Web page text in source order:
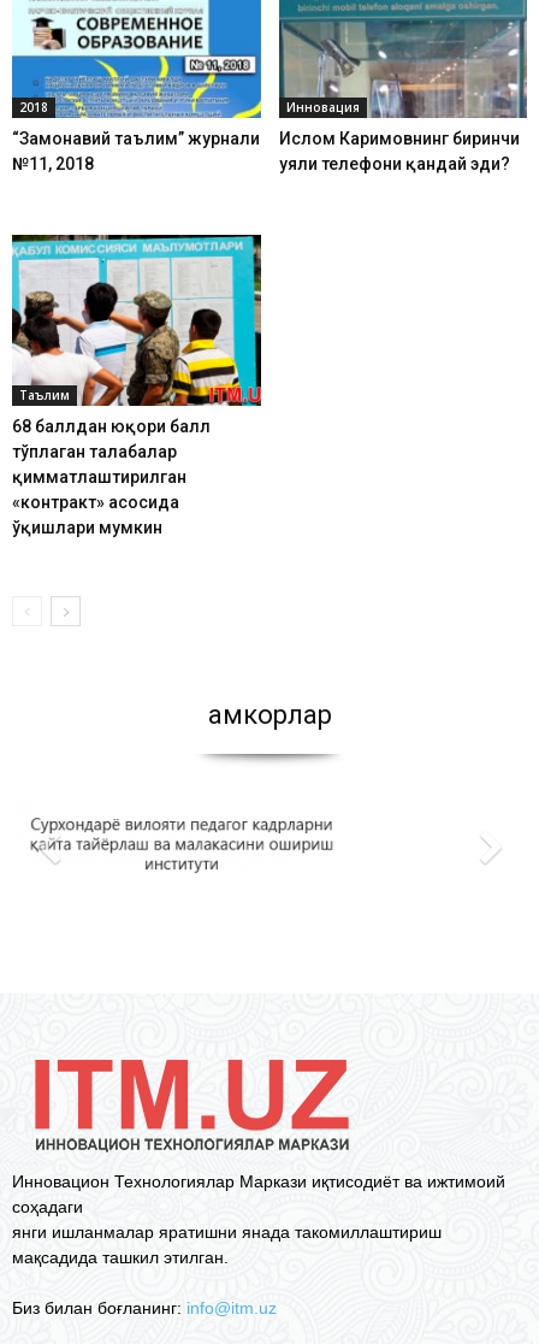
2018
“Замонавий таълим” журнали
№11, 2018
Инновация
Ислом Каримовнинг биринчи
уяли телефони қандай эди?
Таълим
68 баллдан юқори балл
тўплаган талабалар
қимматлаштирилган
«контракт» асосида
ўқишлари мумкин
Ҳамкорлар
Инновацион Технологиялар Маркази иқтисодиёт ва ижтимоий
соҳадаги
янги ишланмалар яратишни янада такомиллаштириш
мақсадида ташкил этилган.
Биз билан боғланинг: info@itm.uz